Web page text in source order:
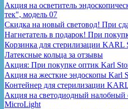
Акция на осветитель
тек", модель 07
Скидка на новый световод! При
Нагнетатель в подарок! При
Корзинка для стерилизации KARL
Латексные кольца за отзывы
Акция: При покупке оптик Karl
Акция на жесткие эндоскопы Karl
Контейнер для стерилизации
Акция на светодиодный налобный
MicroLight